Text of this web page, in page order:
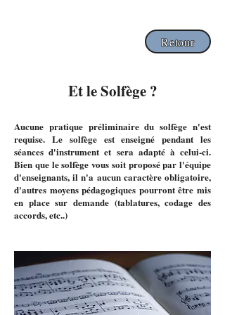
Retour
Et le Solfège ?
Aucune pratique préliminaire du solfège n'est
requise. Le solfège est enseigné pendant les
séances d'instrument et sera adapté à celui-ci.
Bien que le solfège vous soit proposé par l'équipe
d'enseignants, il n'a aucun caractère obligatoire,
d'autres moyens pédagogiques pourront être mis
en place sur demande (tablatures, codage des
accords, etc..)